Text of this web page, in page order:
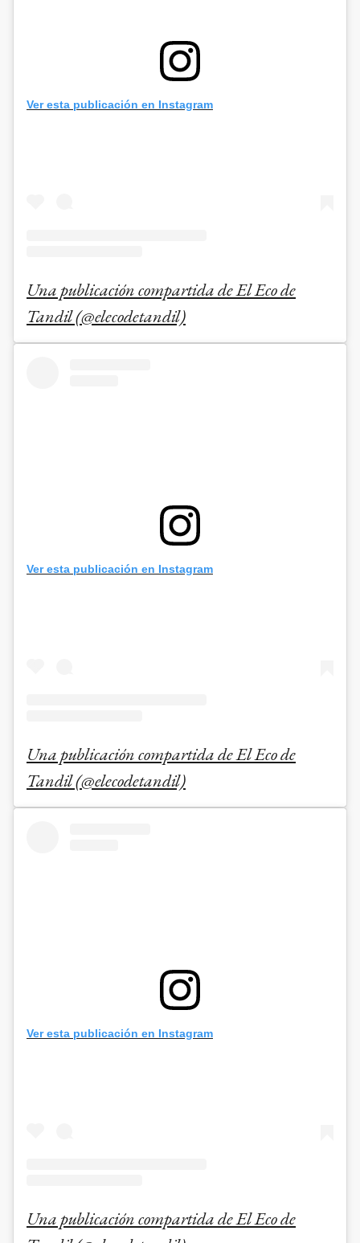
Ver esta publicación en Instagram
Una publicación compartida de El Eco de
Tandil (@elecodetandil)
Ver esta publicación en Instagram
Una publicación compartida de El Eco de
Tandil (@elecodetandil)
Ver esta publicación en Instagram
Una publicación compartida de El Eco de